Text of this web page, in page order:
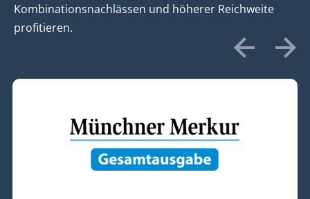
Kombinationsnachlässen und höherer Reichweite
profitieren.